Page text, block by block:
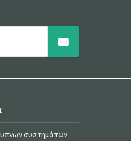
συστημάτων